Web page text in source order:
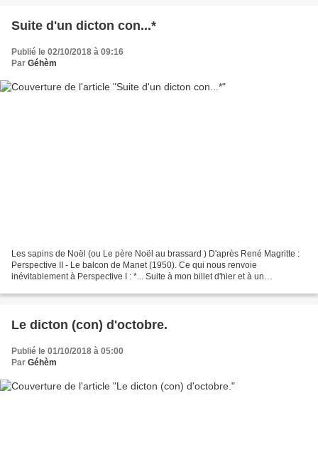
Suite d'un dicton con...*
Publié le 02/10/2018 à 09:16
Par Géhèm
Les sapins de Noël (ou Le père Noël au brassard ) D'après René Magritte :
Perspective II - Le balcon de Manet (1950). Ce qui nous renvoie
inévitablement à Perspective I : *... Suite à mon billet d'hier et à un
Le dicton (con) d'octobre.
Publié le 01/10/2018 à 05:00
Par Géhèm